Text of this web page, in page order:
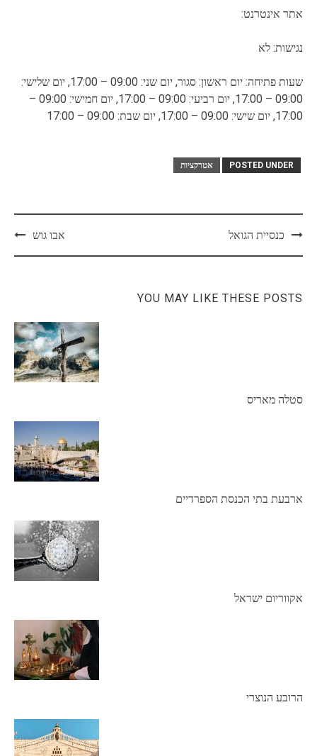
אתר אינטרנט:
נגישות: לא
שעות פתיחה: יום ראשון: סגור, יום שני: 09:00 – 17:00, יום שלישי:
09:00 – 17:00, יום רביעי: 09:00 – 17:00, יום חמישי: 09:00 –
17:00, יום שישי: 09:00 – 17:00, יום שבת: 09:00 – 17:00
POSTED UNDER אטרקציות
Postכנסיית הגואל אבו גוש
YOU MAY LIKE THESE POSTS
סטלה מאריס
ארבעת בתי הכנסת הספרדיים
אקווריום ישראל
הרובע הנוצרי